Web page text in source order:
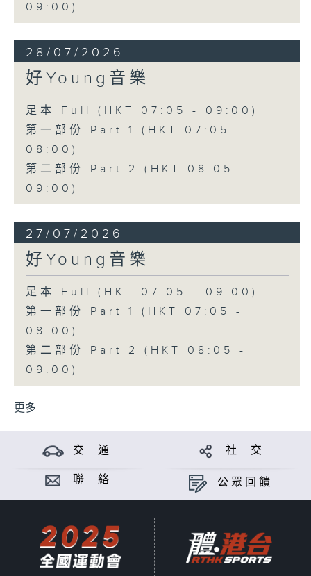
09:00)
28/07/2026
好Young音樂
足本 Full (HKT 07:05 - 09:00)
第一部份 Part 1 (HKT 07:05 -
08:00)
第二部份 Part 2 (HKT 08:05 -
09:00)
27/07/2026
好Young音樂
足本 Full (HKT 07:05 - 09:00)
第一部份 Part 1 (HKT 07:05 -
08:00)
第二部份 Part 2 (HKT 08:05 -
09:00)
更多 ...
交 通 社 交
聯 絡 公眾回饋